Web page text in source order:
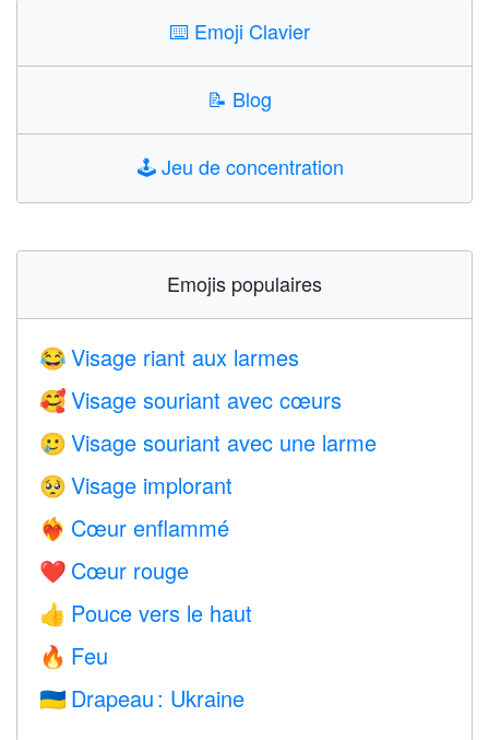
⌨️ Emoji Clavier
📝 Blog
🕹️Jeu de concentration
Emojis populaires
😂 Visage riant aux larmes
🥰 Visage souriant avec cœurs
🥲 Visage souriant avec une larme
🥺 Visage implorant
❤️‍🔥 Cœur enflammé
❤️ Cœur rouge
👍 Pouce vers le haut
🔥 Feu
🇺🇦 Drapeau : Ukraine